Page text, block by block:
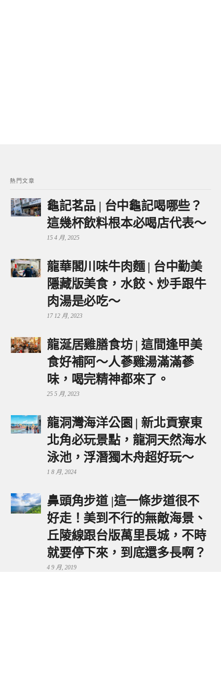
熱門文章
龜記茗品 | 台中龜記喝哪些？
這幾杯飲料根本必喝店代表～
15 4 月, 2025
龍華閣川味牛肉麵 | 台中勤美
隱藏版美食，水餃、炒手跟牛
肉湯是必吃～
17 12 月, 2023
龍涎居雞膳食坊 | 這間逢甲美
食好補阿～人蔘雞湯滿滿蔘
味，喝完精神都來了。
25 5 月, 2023
龍洞灣海洋公園 | 新北貢寮東
北角必玩景點，龍洞天然海水
泳池，浮潛獨木舟超好玩～
1 8 月, 2024
鼻頭角步道 |這一條步道很不
好走！美到不行的無敵海景、
丘陵線跟台版萬里長城，不時
就要停下來，到底還多長啊？
4 9 月, 2019